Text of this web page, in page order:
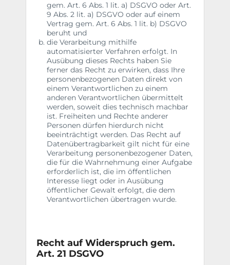
gem. Art. 6 Abs. 1 lit. a) DSGVO oder Art.
9 Abs. 2 lit. a) DSGVO oder auf einem
Vertrag gem. Art. 6 Abs. 1 lit. b) DSGVO
beruht und
die Verarbeitung mithilfe
automatisierter Verfahren erfolgt. In
Ausübung dieses Rechts haben Sie
ferner das Recht zu erwirken, dass Ihre
personenbezogenen Daten direkt von
einem Verantwortlichen zu einem
anderen Verantwortlichen übermittelt
werden, soweit dies technisch machbar
ist. Freiheiten und Rechte anderer
Personen dürfen hierdurch nicht
beeinträchtigt werden. Das Recht auf
Datenübertragbarkeit gilt nicht für eine
Verarbeitung personenbezogener Daten,
die für die Wahrnehmung einer Aufgabe
erforderlich ist, die im öffentlichen
Interesse liegt oder in Ausübung
öffentlicher Gewalt erfolgt, die dem
Verantwortlichen übertragen wurde.
Recht auf Widerspruch gem.
Art. 21 DSGVO